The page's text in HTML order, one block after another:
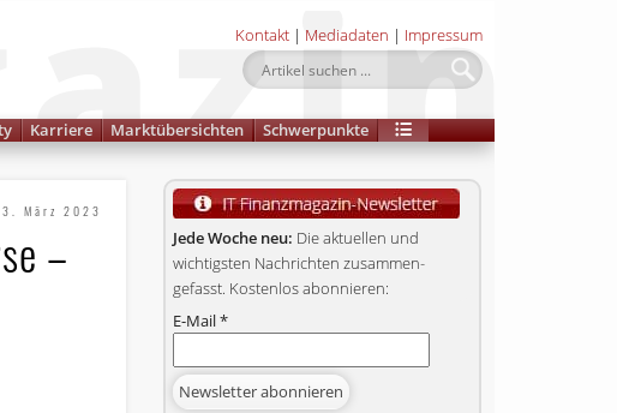
Kontakt | Mediadaten | Impressum
Karriere Marktübersichten Schwerpunkte
März 2023
–
Jede Woche neu: Die aktuellen und
wichtigsten Nachrichten zusammen­
gefasst. Kostenlos abonnieren:
E-Mail*